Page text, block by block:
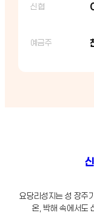
신협
예금주
요당리성지는 성 장주
온, 박해 속에서도